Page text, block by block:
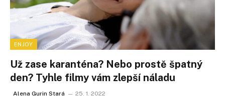
ENJOY
Už zase karanténa? Nebo prostě špatný
den? Tyhle filmy vám zlepší náladu
Alena Gurin Stará 25. 1. 2022